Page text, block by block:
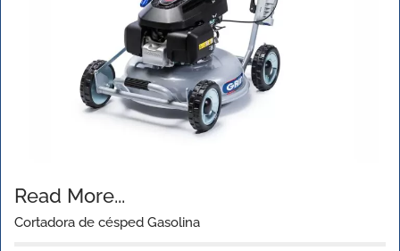
Read More...
Cortadora de césped Gasolina